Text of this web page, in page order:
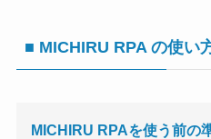
■ MICHIRU RPA の使い
MICHIRU RPAを使う前の